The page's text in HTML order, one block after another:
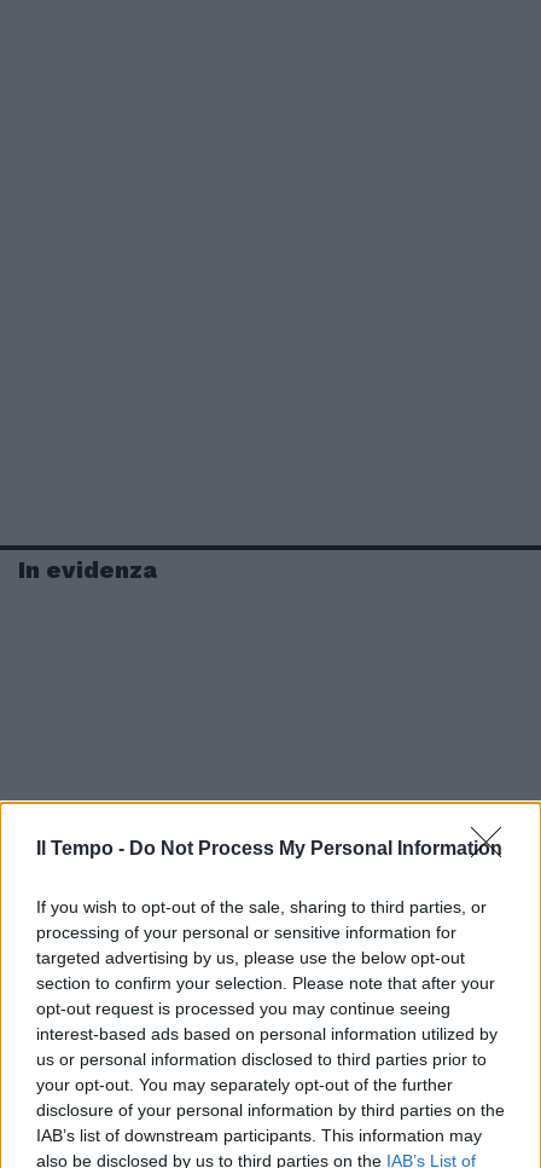
Il Tempo - Do Not Process My Personal Information
If you wish to opt-out of the sale, sharing to third parties, or
processing of your personal or sensitive information for
targeted advertising by us, please use the below opt-out
section to confirm your selection. Please note that after your
opt-out request is processed you may continue seeing
interest-based ads based on personal information utilized by
us or personal information disclosed to third parties prior to
your opt-out. You may separately opt-out of the further
disclosure of your personal information by third parties on the
IAB’s list of downstream participants. This information may
also be disclosed by us to third parties on the IAB’s List of
In evidenza